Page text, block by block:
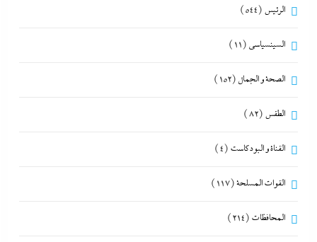
الرئيس (544)
السينسياسي (11)
الصحة و الجمال (152)
الطقس (82)
القناة و البودكاست (4)
القوات المسلحة(117)
المحافظات (214)